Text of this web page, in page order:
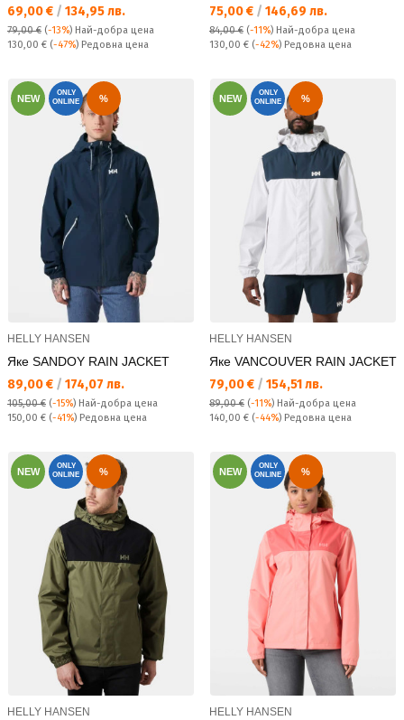
Текуща цена:
69,00 € / 134,95 лв.
79,00 € (-13%) Най-добра цена
Редовна цена:
130,00 € (-47%) Редовна цена
Текуща цена:
75,00 € / 146,69 лв.
84,00 € (-11%) Най-добра цена
Редовна цена:
130,00 € (-42%) Редовна цена
NEW
ONLY
ONLINE
%
HELLY HANSEN
Яке SANDOY RAIN JACKET
Текуща цена:
89,00 € / 174,07 лв.
105,00 € (-15%) Най-добра цена
Редовна цена:
150,00 € (-41%) Редовна цена
NEW
ONLY
ONLINE
%
HELLY HANSEN
Яке VANCOUVER RAIN JACKET
Текуща цена:
79,00 € / 154,51 лв.
89,00 € (-11%) Най-добра цена
Редовна цена:
140,00 € (-44%) Редовна цена
NEW
ONLY
ONLINE
%
HELLY HANSEN
NEW
ONLY
ONLINE
%
HELLY HANSEN